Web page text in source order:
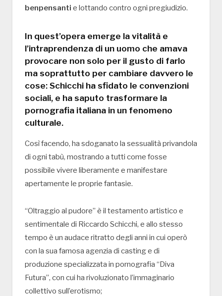
benpensanti e lottando contro ogni pregiudizio.
In quest’opera emerge la vitalità e
l’intraprendenza di un uomo che amava
provocare non solo per il gusto di farlo
ma soprattutto per cambiare davvero le
cose: Schicchi ha sfidato le convenzioni
sociali, e ha saputo trasformare la
pornografia italiana in un fenomeno
culturale.
Così facendo, ha sdoganato la sessualità privandola
di ogni tabù, mostrando a tutti come fosse
possibile vivere liberamente e manifestare
apertamente le proprie fantasie.
“Oltraggio al pudore” è il testamento artistico e
sentimentale di Riccardo Schicchi, e allo stesso
tempo è un audace ritratto degli anni in cui operò
con la sua famosa agenzia di casting e di
produzione specializzata in pornografia “Diva
Futura”, con cui ha rivoluzionato l’immaginario
collettivo sull’erotismo;